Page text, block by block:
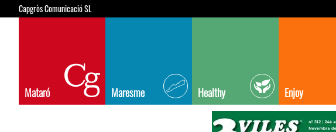
Capgròs Comunicació SL
Mataró Maresme Healthy Enjoy